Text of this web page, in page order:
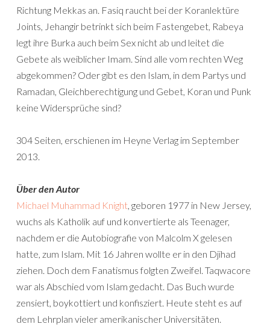
Richtung Mekkas an. Fasiq raucht bei der Koranlektüre
Joints, Jehangir betrinkt sich beim Fastengebet, Rabeya
legt ihre Burka auch beim Sex nicht ab und leitet die
Gebete als weiblicher Imam. Sind alle vom rechten Weg
abgekommen? Oder gibt es den Islam, in dem Partys und
Ramadan, Gleichberechtigung und Gebet, Koran und Punk
keine Widersprüche sind?
304 Seiten, erschienen im Heyne Verlag im September
2013.
Über den Autor
Michael Muhammad Knight, geboren 1977 in New Jersey,
wuchs als Katholik auf und konvertierte als Teenager,
nachdem er die Autobiografie von Malcolm X gelesen
hatte, zum Islam. Mit 16 Jahren wollte er in den Djihad
ziehen. Doch dem Fanatismus folgten Zweifel. Taqwacore
war als Abschied vom Islam gedacht. Das Buch wurde
zensiert, boykottiert und konfisziert. Heute steht es auf
dem Lehrplan vieler amerikanischer Universitäten.